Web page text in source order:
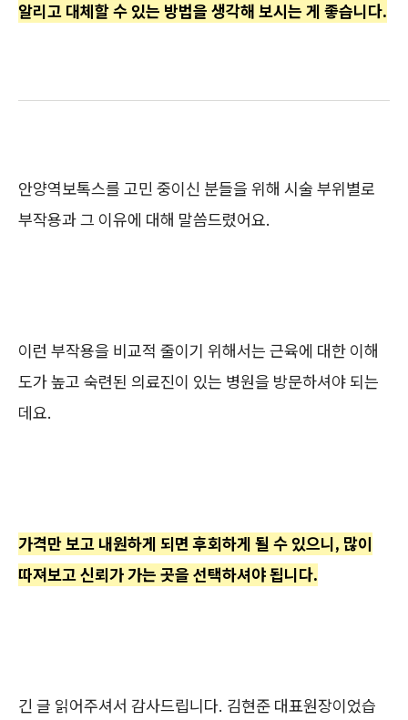
알리고 대체할 수 있는 방법을 생각해 보시는 게 좋습니다.
안양역보톡스를 고민 중이신 분들을 위해 시술 부위별로
부작용과 그 이유에 대해 말씀드렸어요.
이런 부작용을 비교적 줄이기 위해서는 근육에 대한 이해
도가 높고 숙련된 의료진이 있는 병원을 방문하셔야 되는
데요.
가격만 보고 내원하게 되면 후회하게 될 수 있으니, 많이
따져보고 신뢰가 가는 곳을 선택하셔야 됩니다.
긴 글 읽어주셔서 감사드립니다. 김현준 대표원장이었습